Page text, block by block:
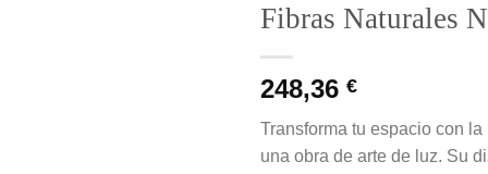
Fibras Naturales
248,36 €
Transforma tu espacio con la
una obra de arte de luz. Su